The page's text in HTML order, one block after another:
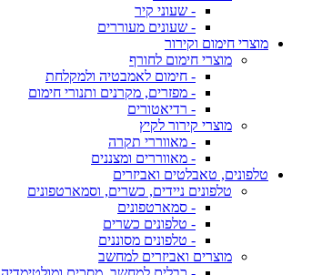
- שעוני קיר
- שעונים מעוררים
מוצרי חימום וקירור
מוצרי חימום לחורף
- חימום לאמבטיה ולמקלחת
- מפזרים, מקרנים ותנורי חימום
- רדיאטורים
מוצרי קירור לקיץ
- מאווררי תקרה
- מאווררים ומצננים
טלפונים, טאבלטים ואביזרים
טלפונים ניידים, כשרים, וסמארטפונים
- סמארטפונים
- טלפונים כשרים
- טלפונים מסוננים
מוצרים ואביזרים למחשב